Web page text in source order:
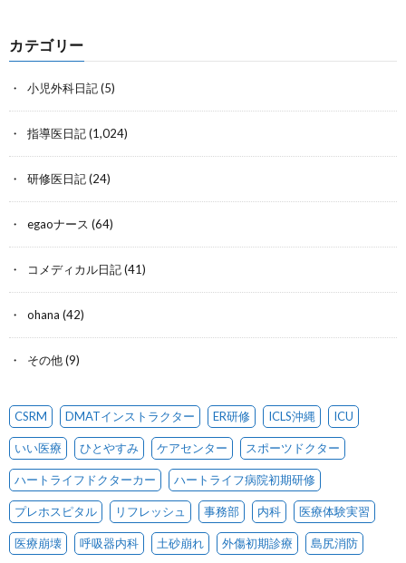
カテゴリー
小児外科日記(5)
指導医日記(1,024)
研修医日記(24)
egaoナース (64)
コメディカル日記(41)
ohana (42)
その他(9)
CSRM DMATインストラクター ER研修 ICLS沖縄 ICU
いい医療 ひとやすみ ケアセンター スポーツドクター
ハートライフドクターカー ハートライフ病院初期研修
プレホスピタル リフレッシュ 事務部 内科 医療体験実習
医療崩壊 呼吸器内科 土砂崩れ 外傷初期診療 島尻消防